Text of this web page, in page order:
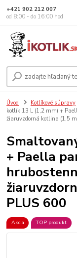
+421 902 212 007
od 8:00 - do 16:00 hod
Úvod Kotlíkové súpravy
kotlík 13 L (1,2 mm) +
žiaruvzdorná kotlina (1,5
+ Paella
PLUS 600
Akcia TOP produkt